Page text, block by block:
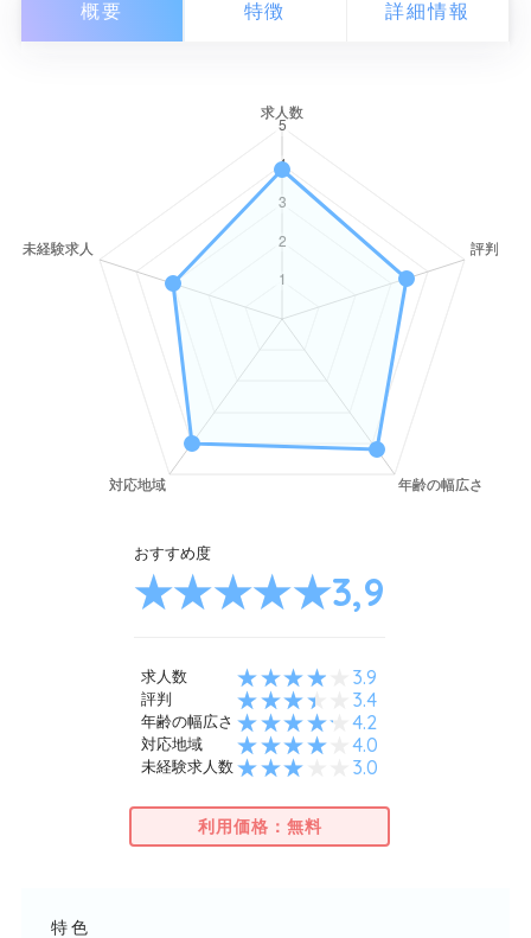
概要 特徴 詳細情報
おすすめ度
3,9
求人数 3.9
評判 3.4
年齢の幅広さ 4.2
対応地域 4.0
未経験求人数 3.0
利用価格：無料
特色